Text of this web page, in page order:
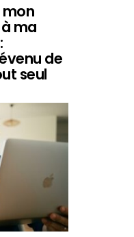
mon
ma
de
seul